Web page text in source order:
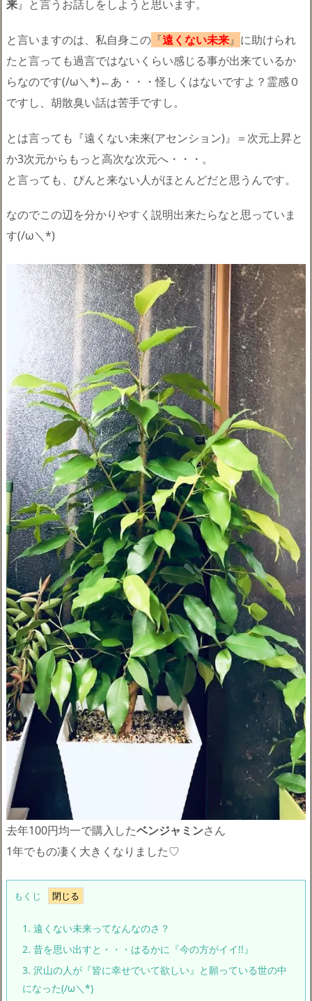
来』と言うお話しをしようと思います。
と言いますのは、私自身この 『遠くない未来』 に助けられ
たと言っても過言ではないくらい感じる事が出来ているか
らなのです(/ω＼*)←あ・・・怪しくはないですよ？霊感０
ですし、胡散臭い話は苦手ですし。
とは言っても『遠くない未来(アセンション)』＝次元上昇と
か3次元からもっと高次な次元へ・・・。
と言っても、ぴんと来ない人がほとんどだと思うんです。
なのでこの辺を分かりやすく説明出来たらなと思っていま
す(/ω＼*)
去年100円均一で購入したベンジャミンさん
1年でもの凄く大きくなりました♡
もくじ
1. 遠くない未来ってなんなのさ？
2. 昔を思い出すと・・・はるかに『今の方がイイ!!』
3. 沢山の人が『皆に幸せでいて欲しい』と願っている世の中
になった(/ω＼*)